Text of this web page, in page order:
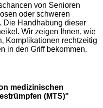
von Senioren
oder schweren
Die Handhabung dieser
Wir zeigen Ihnen, wie
Komplikationen rechtzeitig
in den Griff bekommen.
medizinischen
(MTS)"